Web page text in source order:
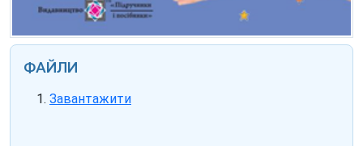
ФАЙЛИ
Завантажити